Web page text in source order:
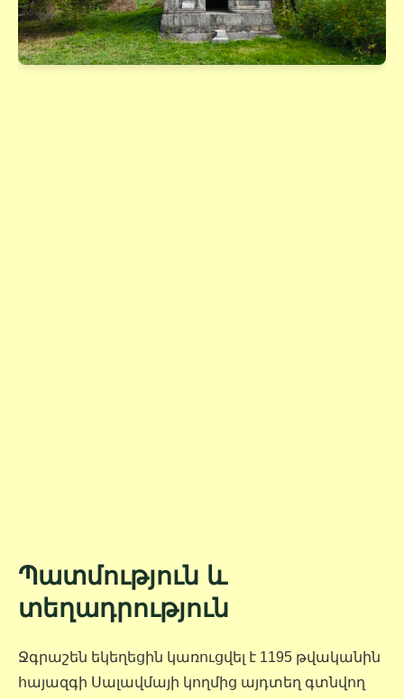
Պատմություն և
տեղադրություն
Ջգրաշեն եկեղեցին կառուցվել է 1195 թվականին
հայազգի Սալավմայի կողմից այդտեղ գտնվող